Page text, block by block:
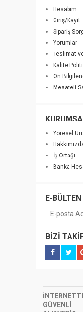
Hesabım
Giriş/Kayıt
Sipariş
Yorumlar
Teslimat
Kalite
Ön
Mesafeli
Yöresel
İş Ortağı
Banka
E-
BİZİ
GÜVENLİ